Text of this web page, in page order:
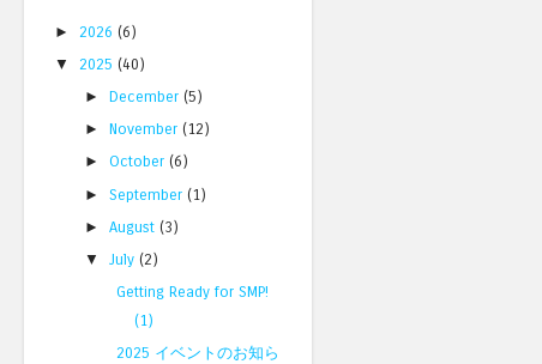
► 2026 (6)
▼ 2025 (40)
►December (5)
►November (12)
►October (6)
►September (1)
►August (3)
▼July (2)
Getting Ready for SMP!
(1)
2025 イベントのお知ら